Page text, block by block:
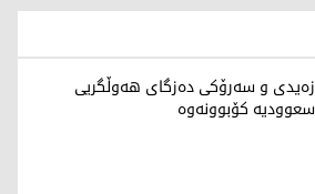
زەیدی و سەرۆکی دەزگای هەوڵگریی
سعوودیە کۆبوونەوە